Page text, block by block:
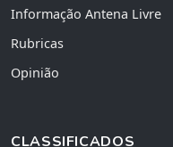
Informação Antena Livre
Rubricas
Opinião
CLASSIFICADOS